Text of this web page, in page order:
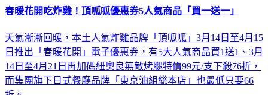
春暖花開吃炸雞！頂呱呱優惠券5人氣商品「買一送一」
天氣漸漸回暖，本土人氣炸雞品牌「頂呱呱」3月14日至4月15
日推出「春暖花開」電子優惠券，有5大人氣商品買1送1、3月
14日至4月21日再加碼紐奧良無敵烤腿特價99元/支下殺76折，
而集團旗下日式餐廳品牌「東京油組総本店」也最低只要66